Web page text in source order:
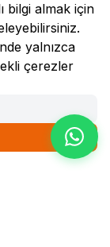
bilgi almak için
yalnızca
çerezler